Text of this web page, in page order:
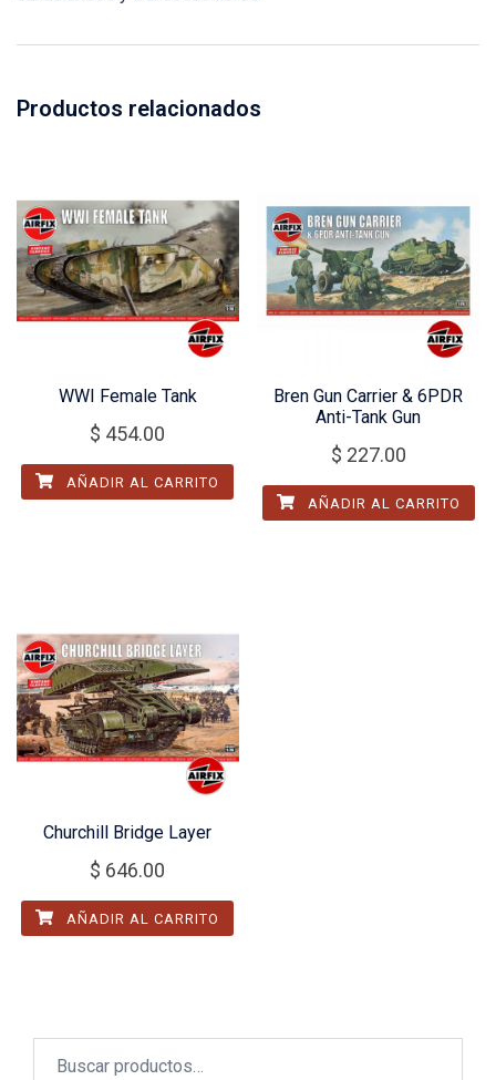
Productos relacionados
WWI Female Tank
$ 454.00
AÑADIR AL CARRITO
Bren Gun Carrier & 6PDR
Anti-Tank Gun
$ 227.00
AÑADIR AL CARRITO
Churchill Bridge Layer
$ 646.00
AÑADIR AL CARRITO